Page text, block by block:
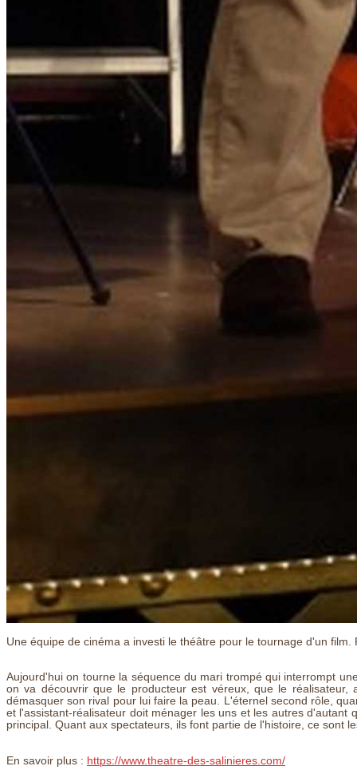
Une équipe de cinéma a investi le théâtre pour le tournage d'un film.
Aujourd'hui on tourne la séquence du mari trompé qui interrompt
on va découvrir que le producteur est véreux, que le
démasquer son rival pour lui faire la peau. L'éternel second rôle,
et l'assistant-réalisateur doit ménager les uns et les autres
principal. Quant aux spectateurs, ils font partie de l'histoire, ce sont
En savoir plus : https://www.theatre-des-salinieres.com/